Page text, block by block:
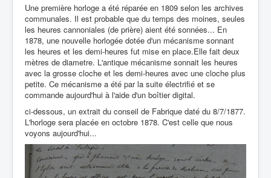
Une première horloge a été réparée en 1809 selon les archives
communales. Il est probable que du temps des moines, seules
les heures cannoniales (de prière) aient été sonnées... En
1878, une nouvelle horlogée dotée d'un mécanisme sonnant
les heures et les demi-heures fut mise en place.Elle fait deux
mètres de diametre. L'antique mécanisme sonnait les heures
avec la grosse cloche et les demi-heures avec une cloche plus
petite. Ce mécanisme a été par la suite électrifié et se
commande aujourd'hui à l'aide d'un boîtier digital.
ci-dessous, un extrait du conseil de Fabrique daté du 8/7/1877.
L'horloge sera placée en octobre 1878. C'est celle que nous
voyons aujourd'hui...